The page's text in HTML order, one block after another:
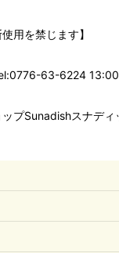
用を禁じます】
63-6224
ップSunadishスナデ